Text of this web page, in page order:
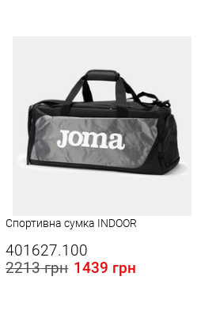
Спортивна сумка INDOOR
401627.100
2213 грн 1439 грн